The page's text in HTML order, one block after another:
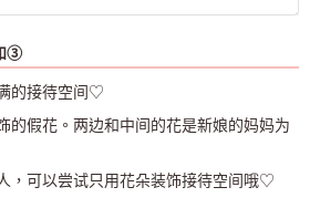
③
的接待空间♡
的假花。两边和中间的花是新娘的妈妈为
，可以尝试只用花朵装饰接待空间哦♡